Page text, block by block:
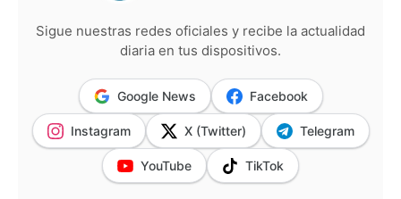
Sigue nuestras redes oficiales y recibe la actualidad
diaria en tus dispositivos.
Google News Facebook
Instagram X (Twitter) Telegram
YouTube TikTok